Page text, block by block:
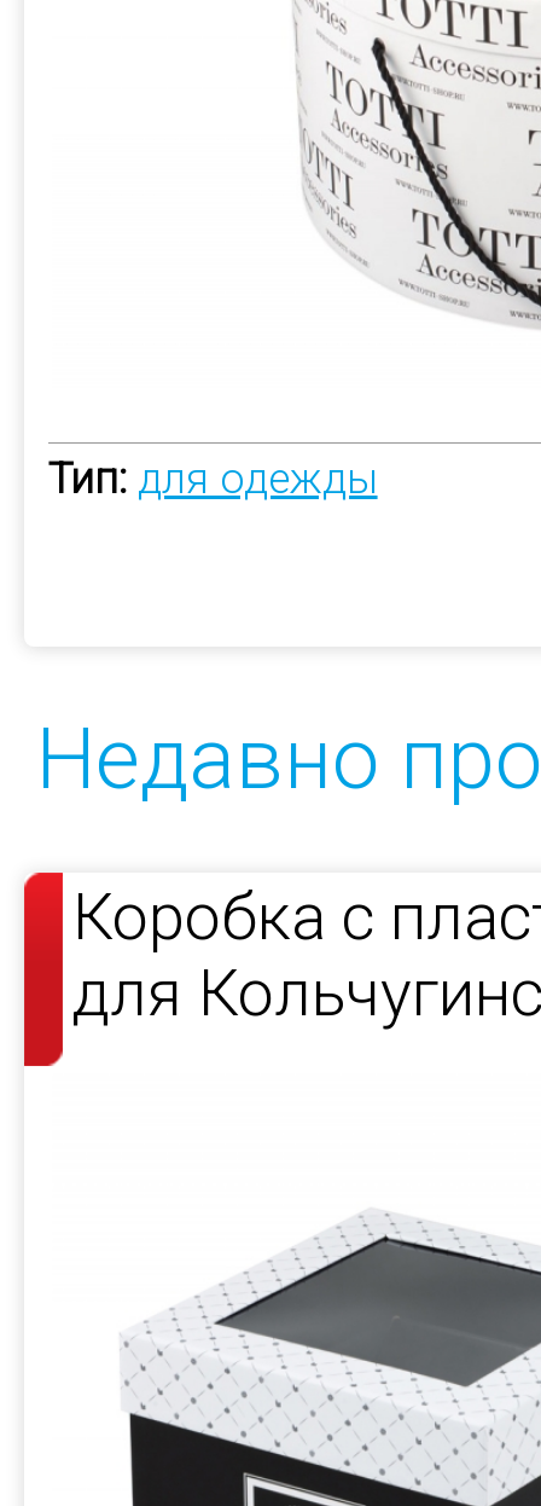
Тип: для одежды
Недавно
Коробка с
для